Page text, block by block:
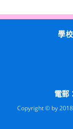
學
電郵
Copyright © by